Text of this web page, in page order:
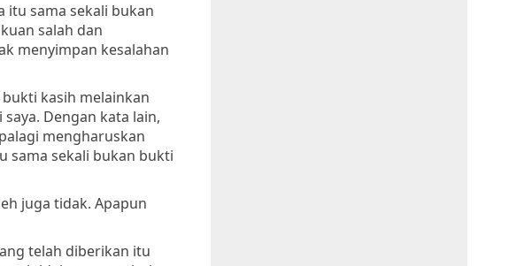
itu sama sekali bukan
salah dan
menyimpan kesalahan
kasih melainkan
Dengan kata lain,
mengharuskan
sama sekali bukan bukti
juga tidak. Apapun
telah diberikan itu